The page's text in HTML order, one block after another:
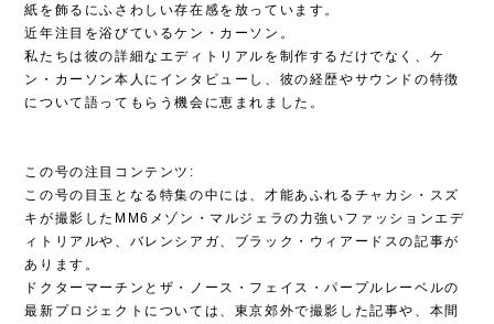
紙を飾るにふさわしい存在感を放っています。
近年注目を浴びているケン・カーソン。
私たちは彼の詳細なエディトリアルを制作するだけでなく、ケ
ン・カーソン本人にインタビューし、彼の経歴やサウンドの特徴
について語ってもらう機会に恵まれました。
この号の注目コンテンツ:
この号の目玉となる特集の中には、才能あふれるチャカシ・スズ
キが撮影したMM6メゾン・マルジェラの力強いファッションエデ
ィトリアルや、バレンシアガ、ブラック・ウィアードスの記事が
あります。
ドクターマーチンとザ・ノース・フェイス・パープルレーベルの
最新プロジェクトについては、東京郊外で撮影した記事や、本間